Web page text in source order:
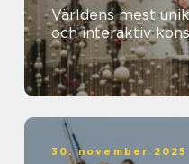
Världens mest
och interaktiv
30. november 2025